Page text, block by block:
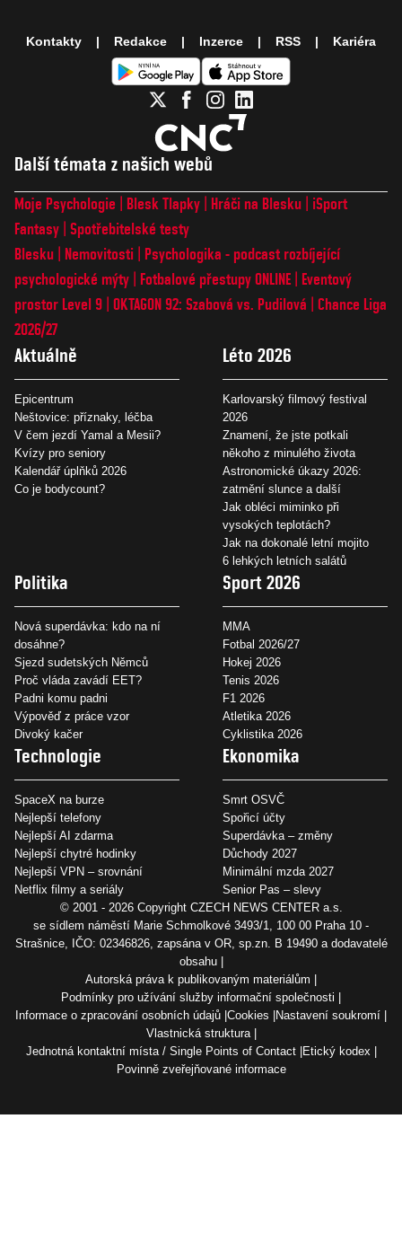
Další témata z našich webů
Moje Psychologie Blesk Tlapky Hráči na Blesku
iSport
Fantasy Spotřebitelské testy
Blesku
Nemovitosti
Psychologika - podcast rozbíjející
psychologické mýty
Fotbalové přestupy ONLINE
Eventový
prostor Level 9 OKTAGON 92: Szabová vs. Pudilová
Chance Liga
2026/27
Aktuálně
Epicentrum
Neštovice: příznaky, léčba
V čem jezdí Yamal a Mesii?
Kvízy pro seniory
Kalendář úplňků 2026
Co je bodycount?
Léto 2026
Karlovarský filmový festival
2026
Znamení, že jste potkali
někoho z minulého života
Astronomické úkazy 2026:
zatmění slunce a další
Jak obléci miminko při
vysokých teplotách?
Jak na dokonalé letní mojito
6 lehkých letních salátů
Politika
Nová superdávka: kdo na ní
dosáhne?
Sjezd sudetských Němců
Proč vláda zavádí EET?
Padni komu padni
Výpověď z práce vzor
Divoký kačer
Sport 2026
MMA
Fotbal 2026/27
Hokej 2026
Tenis 2026
F1 2026
Atletika 2026
Cyklistika 2026
Technologie
SpaceX na burze
Nejlepší telefony
Nejlepší AI zdarma
Nejlepší chytré hodinky
Nejlepší VPN – srovnání
Netflix filmy a seriály
Ekonomika
Smrt OSVČ
Spořicí účty
Superdávka – změny
Důchody 2027
Minimální mzda 2027
Senior Pas – slevy
Kontakty Redakce Inzerce RSS Kariéra
© 2001 - 2026 Copyright CZECH NEWS CENTER a.s.
se sídlem náměstí Marie Schmolkové 3493/1, 100 00 Praha 10 -
Strašnice, IČO: 02346826, zapsána v OR, sp.zn. B 19490 a dodavatelé
obsahu
Autorská práva k publikovaným materiálům
Podmínky pro užívání služby informační společnosti
Informace o zpracování osobních údajů Cookies Nastavení soukromí
Vlastnická struktura
Jednotná kontaktní místa / Single Points of Contact Etický kodex
Povinně zveřejňované informace